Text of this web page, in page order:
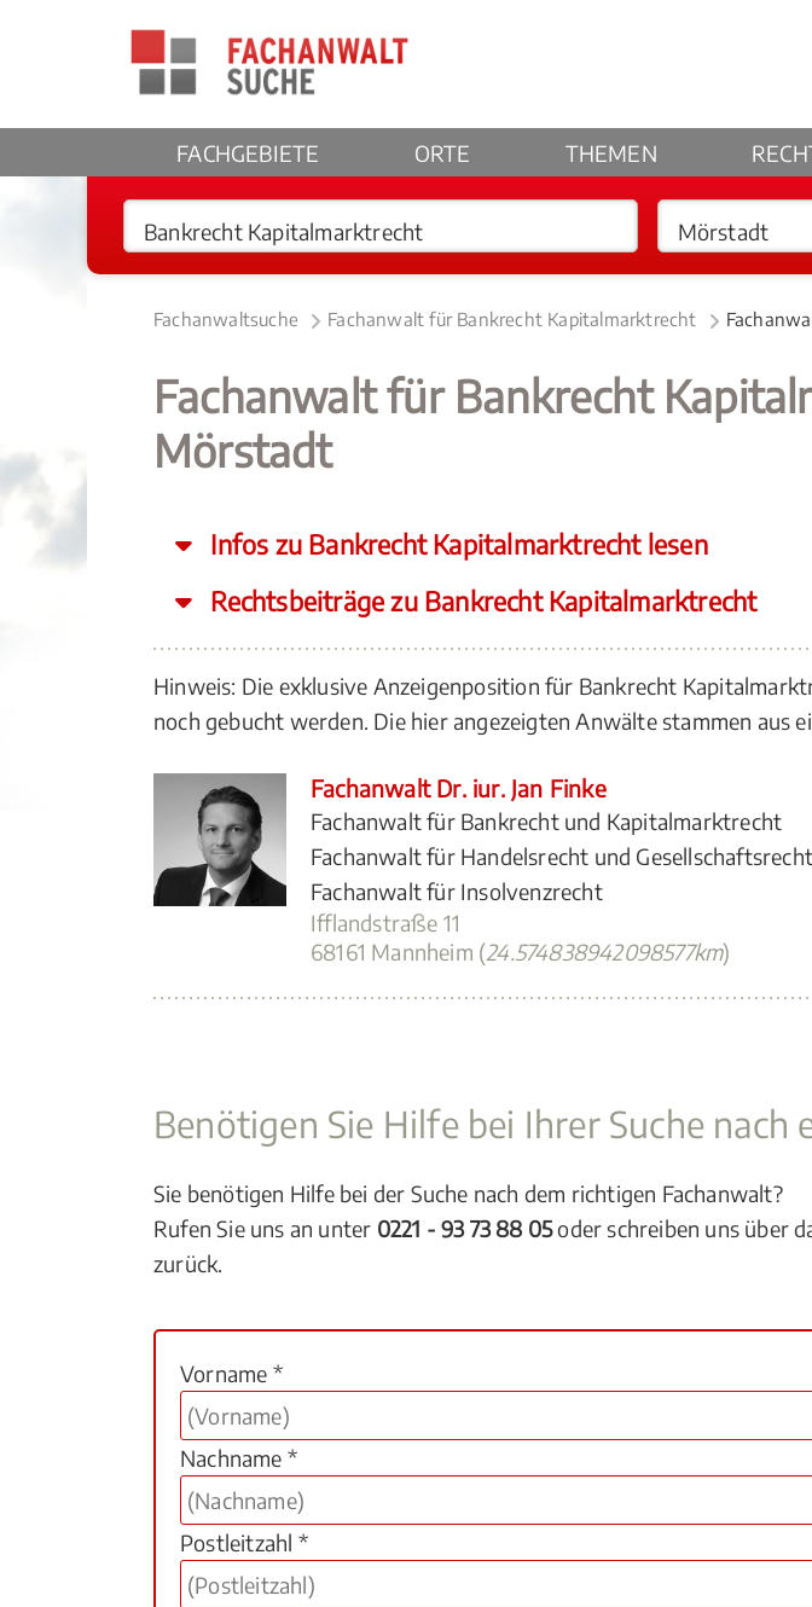
FACHGEBIETE ORTE THEMEN
Fachanwaltsuche Fachanwalt für Bankrecht Kapitalmarktrecht
Fachanwalt für Bankrecht
Mörstadt
Infos zu Bankrecht Kapitalmarktrecht lesen
Rechtsbeiträge zu Bankrecht Kapitalmarktrecht
Hinweis: Die exklusive Anzeigenposition für Bankrecht
noch gebucht werden. Die hier angezeigten Anwälte stammen aus
Fachanwalt Dr. iur. Jan Finke
Fachanwalt für Bankrecht und Kapitalmarktrecht
Fachanwalt für Handelsrecht und Gesellschaftsrecht
Fachanwalt für Insolvenzrecht
Ifflandstraße 11
68161 Mannheim (24.574838942098577km)
Benötigen Sie Hilfe bei Ihrer Suche nach
Sie benötigen Hilfe bei der Suche nach dem richtigen Fachanwalt?
Rufen Sie uns an unter 0221 - 93 73 88 05oder schreiben uns über
zurück.
Vorname *
Nachname *
Postleitzahl *